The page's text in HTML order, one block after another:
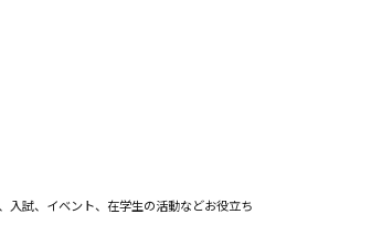
入試、イベント、在学生の活動などお役立ち